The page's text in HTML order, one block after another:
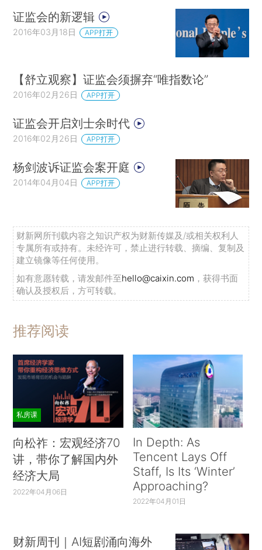
证监会的新逻辑
2016年03月18日 APP打开
【舒立观察】证监会须摒弃“唯指数论”
2016年02月26日 APP打开
证监会开启刘士余时代
2016年02月26日 APP打开
杨剑波诉证监会案开庭
2014年04月04日 APP打开
财新网所刊载内容之知识产权为财新传媒及/或相关权利人
专属所有或持有。未经许可，禁止进行转载、摘编、复制及
建立镜像等任何使用。
如有意愿转载，请发邮件至hello@caixin.com ，获得书面
确认及授权后，方可转载。
推荐阅读
私房课
向松祚：宏观经济70
讲，带你了解国内外
经济大局
2022年04月06日
In Depth: As
Tencent Lays Off
Staff, Is Its ‘Winter’
Approaching?
2022年04月01日
财新周刊｜AI短剧涌向海外